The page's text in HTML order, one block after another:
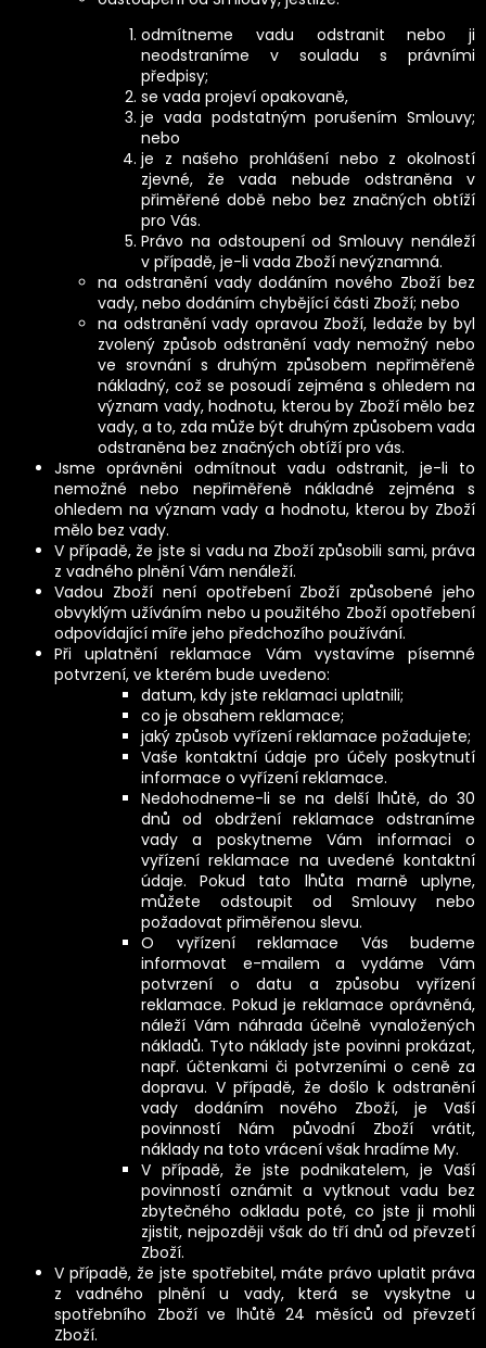
odmítneme vadu odstranit nebo ji
neodstraníme v souladu s právními
předpisy;
se vada projeví opakovaně,
je vada podstatným porušením Smlouvy;
nebo
je z našeho prohlášení nebo z okolností
zjevné, že vada nebude odstraněna v
přiměřené době nebo bez značných obtíží
pro Vás.
Právo na odstoupení od Smlouvy nenáleží
v případě, je-li vada Zboží nevýznamná.
na odstranění vady dodáním nového Zboží bez
vady, nebo dodáním chybějící části Zboží; nebo
na odstranění vady opravou Zboží, ledaže by byl
zvolený způsob odstranění vady nemožný nebo
ve srovnání s druhým způsobem nepřiměřeně
nákladný, což se posoudí zejména s ohledem na
význam vady, hodnotu, kterou by Zboží mělo bez
vady, a to, zda může být druhým způsobem vada
odstraněna bez značných obtíží pro vás.
Jsme oprávněni odmítnout vadu odstranit, je-li to
nemožné nebo nepřiměřeně nákladné zejména s
ohledem na význam vady a hodnotu, kterou by Zboží
mělo bez vady.
V případě, že jste si vadu na Zboží způsobili sami, práva
z vadného plnění Vám nenáleží.
Vadou Zboží není opotřebení Zboží způsobené jeho
obvyklým užíváním nebo u použitého Zboží opotřebení
odpovídající míře jeho předchozího používání.
Při uplatnění reklamace Vám vystavíme písemné
potvrzení, ve kterém bude uvedeno:
datum, kdy jste reklamaci uplatnili;
co je obsahem reklamace;
jaký způsob vyřízení reklamace požadujete;
Vaše kontaktní údaje pro účely poskytnutí
informace o vyřízení reklamace.
Nedohodneme-li se na delší lhůtě, do 30
dnů od obdržení reklamace odstraníme
vady a poskytneme Vám informaci o
vyřízení reklamace na uvedené kontaktní
údaje. Pokud tato lhůta marně uplyne,
můžete odstoupit od Smlouvy nebo
požadovat přiměřenou slevu.
O vyřízení reklamace Vás budeme
informovat e-mailem a vydáme Vám
potvrzení o datu a způsobu vyřízení
reklamace. Pokud je reklamace oprávněná,
náleží Vám náhrada účelně vynaložených
nákladů. Tyto náklady jste povinni prokázat,
např. účtenkami či potvrzeními o ceně za
dopravu. V případě, že došlo k odstranění
vady dodáním nového Zboží, je Vaší
povinností Nám původní Zboží vrátit,
náklady na toto vrácení však hradíme My.
V případě, že jste podnikatelem, je Vaší
povinností oznámit a vytknout vadu bez
zbytečného odkladu poté, co jste ji mohli
zjistit, nejpozději však do tří dnů od převzetí
Zboží.
V případě, že jste spotřebitel, máte právo uplatit práva
z vadného plnění u vady, která se vyskytne u
spotřebního Zboží ve lhůtě 24 měsíců od převzetí
Zboží.